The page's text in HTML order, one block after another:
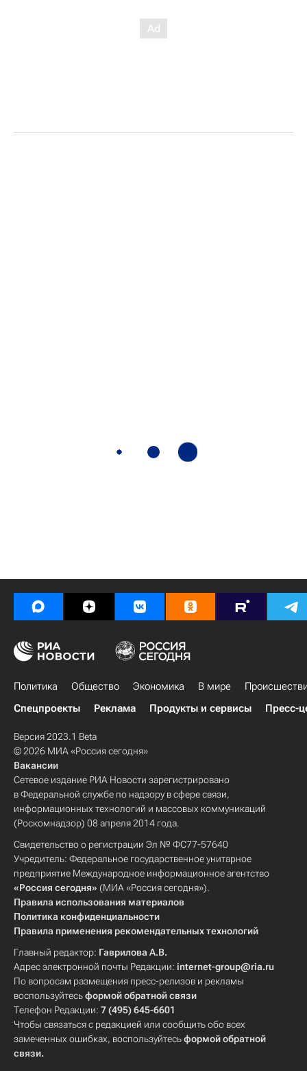
Политика Общество Экономика В мире
Спецпроекты
Реклама Продукты и сервисы Пресс-
Версия 2023.1 Beta
© 2026 МИА «Россия сегодня»
Вакансии
Сетевое издание РИА Новости зарегистрировано
в Федеральной службе по надзору в сфере связи,
информационных технологий и массовых коммуникаций
(Роскомнадзор) 08 апреля 2014 года.
Свидетельство о регистрации Эл № ФС77-57640
Учредитель: Федеральное государственное унитарное
предприятие Международное информационное агентство
«Россия сегодня» (МИА «Россия сегодня»).
Правила использования материалов
Политика конфиденциальности
Правила применения рекомендательных технологий
Главный редактор: Гаврилова А.В.
Адрес электронной почты Редакции: internet-group@ria.ru
По вопросам размещения пресс-релизов и рекламы
воспользуйтесьформой обратной связи
Телефон Редакции: 7 (495) 645-6601
Чтобы связаться с редакцией или сообщить обо всех
замеченных ошибках, воспользуйтесьформой обратной
связи.